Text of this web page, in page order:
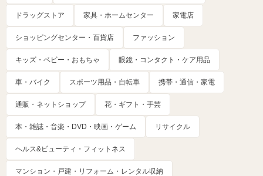
ドラッグストア 家具・ホームセンター 家電店
ショッピングセンター・百貨店 ファッション
キッズ・ベビー・おもちゃ 眼鏡・コンタクト・ケア用品
車・バイク スポーツ用品・自転車 携帯・通信・家電
通販・ネットショップ 花・ギフト・手芸
本・雑誌・音楽・DVD・映画・ゲーム リサイクル
ヘルス&ビューティ・フィットネス
マンション・戸建・リフォーム・レンタル収納